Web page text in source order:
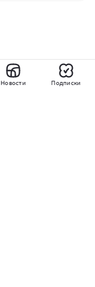
Новости Подписки